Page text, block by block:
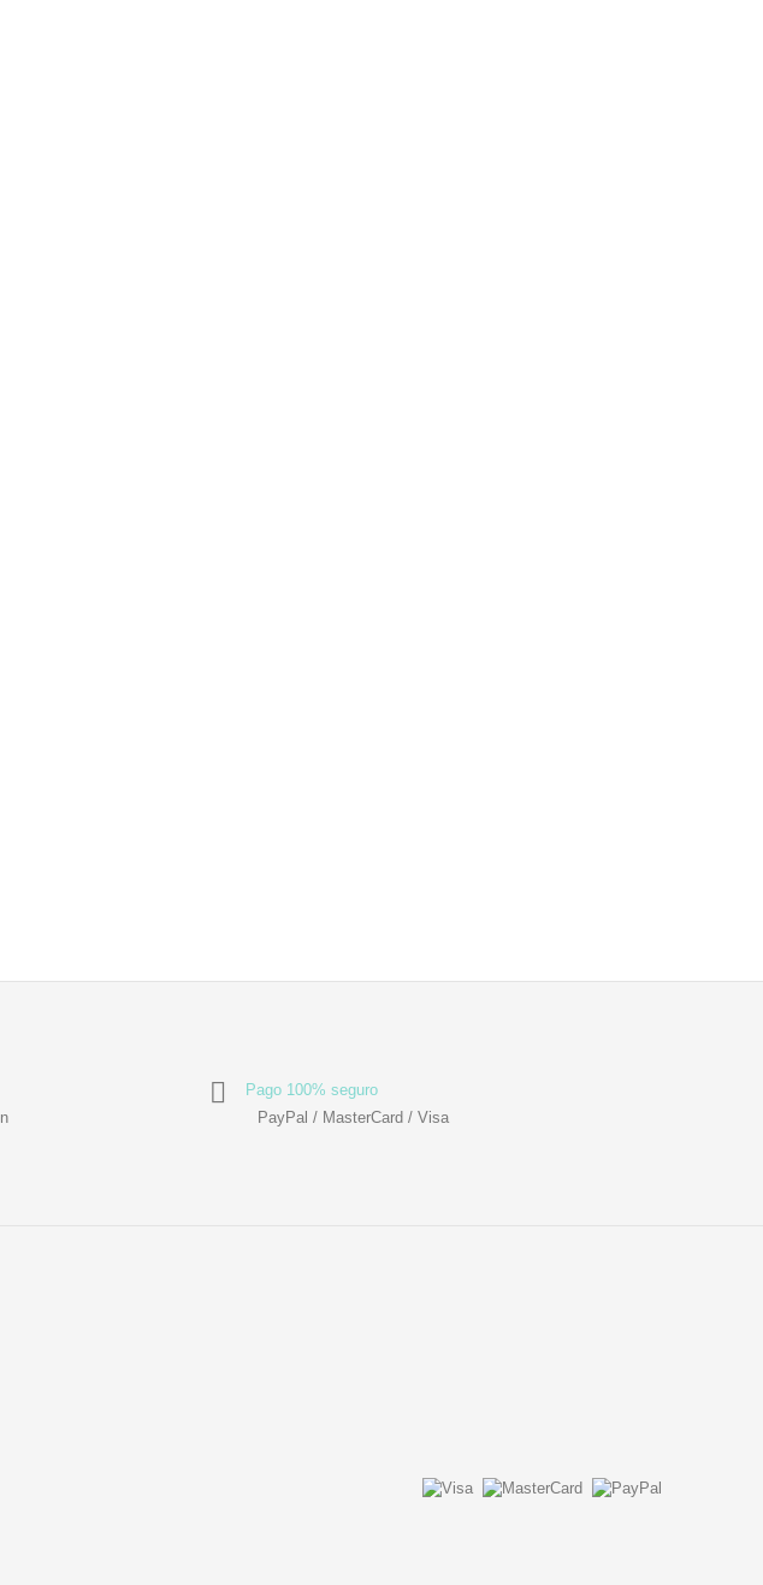
Pago 100% seguro
PayPal / MasterCard / Visa